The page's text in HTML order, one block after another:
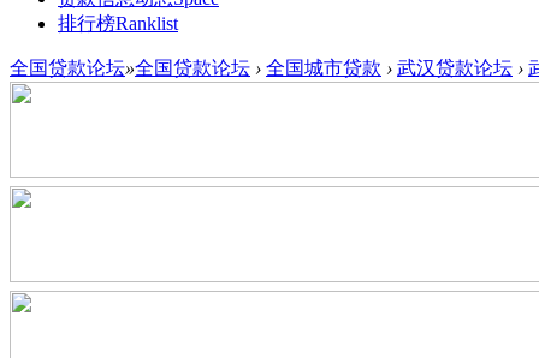
排行榜Ranklist
全国贷款论坛»全国贷款论坛 › 全国城市贷款 › 武汉贷款论坛 ›